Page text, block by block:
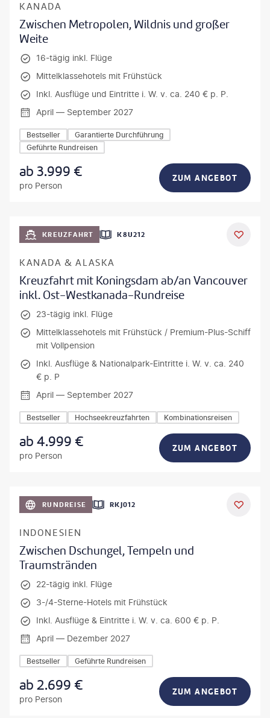
KANADA
Zwischen Metropolen, Wildnis und großer
Weite
16-tägig inkl. Flüge
Mittelklassehotels mit Frühstück
Inkl. Ausflüge und Eintritte i. W. v. ca. 240 € p. P.
April — September 2027
Bestseller
Garantierte Durchführung
Geführte Rundreisen
ab3.999 €
pro Person
ZUM ANGEBOT
KREUZFAHRT K8U212
KANADA & ALASKA
Kreuzfahrt mit Koningsdam ab/an Vancouver
inkl. Ost-Westkanada-Rundreise
23-tägig inkl. Flüge
Mittelklassehotels mit Frühstück / Premium-Plus-Schiff
mit Vollpension
Inkl. Ausflüge & Nationalpark-Eintritte i. W. v. ca. 240
€ p. P
April — September 2027
Bestseller Hochseekreuzfahrten Kombinationsreisen
ab4.999 €
pro Person
ZUM ANGEBOT
RUNDREISE RKJ012
INDONESIEN
Zwischen Dschungel, Tempeln und
Traumstränden
22-tägig inkl. Flüge
3-/4-Sterne-Hotels mit Frühstück
Inkl. Ausflüge & Eintritte i. W. v. ca. 600 € p. P.
April — Dezember 2027
Bestseller Geführte Rundreisen
ab2.699 €
pro Person
ZUM ANGEBOT